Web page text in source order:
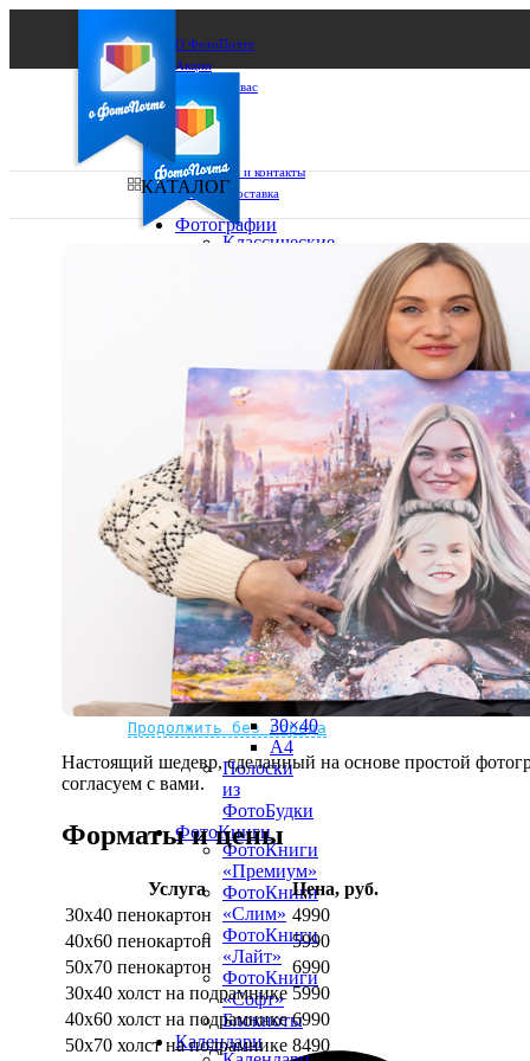
О ФотоПочте
Акции
Сделаем за вас
Бизнесу
FAQ
Франшиза
Поддержка и контакты
Оплата и доставка
Не нашли Ваш город?
Мы доставляем по всему миру
Продолжить без города
КАТАЛОГ
Фотографии
Классические
15х20
20х20
20х30
30х40
А4
Фото
в
рамке
10х10
10×15
13×18
15×15
15×20
20×20
20×30
30×30
30×40
A4
Полоски
из
ФотоБудки
ФотоКниги
ФотоКниги
«Премиум»
ФотоКниги
«Слим»
ФотоКниги
«Лайт»
ФотоКниги
«Софт»
Блокноты
Календари
Настоящий шедевр, сделанный на основе простой
согласуем с вами.
Форматы и цены
Услуга
Цена, руб.
30х40 пенокартон
4990
40х60 пенокартон
5990
50х70 пенокартон
6990
30х40 холст на подрамнике 5990
40х60 холст на подрамнике 6990
50х70 холст на подрамнике 8490